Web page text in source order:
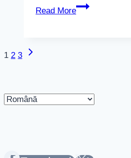
Read More
Cum
fals
Page
1 2 3
Next
Alege